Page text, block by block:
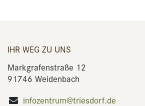
IHR WEG ZU UNS
Markgrafenstraße 12
91746 Weidenbach
infozentrum@triesdorf.de